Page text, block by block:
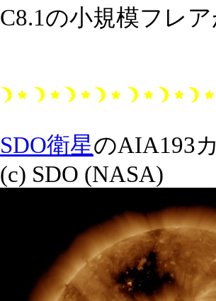
C8.1の小規模フレ
SDO衛星のAIA193
(c) SDO (NASA)